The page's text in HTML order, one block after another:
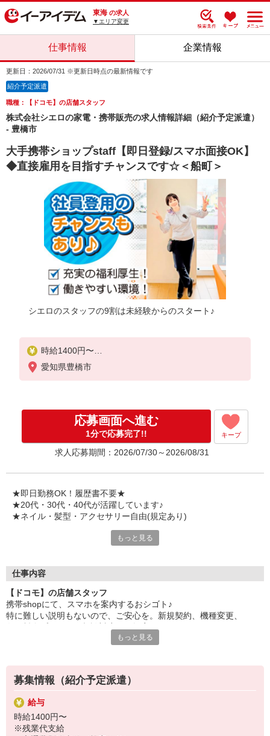
東海 の求人
▼エリア変更
仕事情報 企業情報
更新日：2026/07/31 ※更新日時点の最新情報です
紹介予定派遣
職種：【ドコモ】の店舗スタッフ
株式会社シエロの家電・携帯販売の求人情報詳細（紹介予定派遣）
- 豊橋市
大手携帯ショップstaff【即日登録/スマホ面接OK】
◆直接雇用を目指すチャンスです☆＜船町＞
シエロのスタッフの9割は未経験からのスタート♪
時給1400円〜
※残業代支給
★交通費別途支給（規定あり）
入社祝い金10万円支給(規定有)
お友達を紹介頂くと,
インセンティブ支給(規定有)
゜・。○。・゜+゜・。○。・゜+゜
愛知県豊橋市
応募画面へ進む
1分で応募完了!! キープ
求人応募期間：2026/07/30～2026/08/31
★即日勤務OK！履歴書不要★
★20代・30代・40代が活躍しています♪
★ネイル・髪型・アクセサリー自由(規定あり)
各キャリアの新機種が特別価格で購入OK！！
特別割引価格でご利用可能☆
お得に過ごしたいあなたの味方です♪
【選べるお仕事いろいろ】
事務、経理、データ入力、コールセンター、受付
▼工場・製造・軽作業系
機械/食品製造・梱包・仕分け・加工・組立・検査
▼美容系
眉毛サロンのアイブロウ・ネイリスト・エステ
▼営業・販売
法人営業・アパレル販売・個別指導塾・人材紹介
もっと見る
仕事内容
【ドコモ】の店舗スタッフ
携帯shopにて、スマホを案内するおシゴト♪
特に難しい説明もないので、ご安心を。新規契約、機種変更、
満足度◎
■携帯やインターネット販売業務
docomo(ドコモ)/au(エーユー)・KDDI/softbank(ソフトバンク)など
の大手キャリアから
ワイモバイル(Y!mobille)、楽天モバイル、UQなど格安スマホまで幅
もっと見る
募集情報（紹介予定派遣）
給与
時給1400円〜
※残業代支給